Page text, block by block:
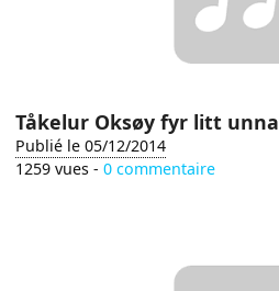
Tåkelur Oksøy fyr litt unna
Publié le 05/12/2014
1259 vues -0 commentaire